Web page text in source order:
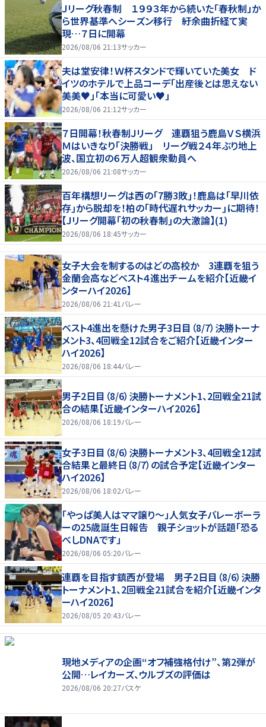
Ｊリーグ秋春制 １９９３年から続いた「春秋制」か
ら世界基準へシーズン移行 紆余曲折経て実
現…７日に開幕
2026/08/06 21:13サッカー
夫は堂安律！Ｗ杯スタンドで輝いていた美女 ド
イツのホテルで上品コーデ「出産後とは思えない
美美♥」「本当に可愛い♥」
2026/08/06 21:12サッカー
７日開幕！秋春制Ｊリーグ 連覇狙う鹿島ＶＳ横浜
Ｍはいきなり「決勝戦」 リーグ戦２４年ぶり地上
波、国立初の６万人超観衆動員へ
2026/08/06 21:08サッカー
百年構想リーグは西の｢7勝3敗｣！鹿島は｢早川依
存｣から脱却を！柏の｢時代遅れサッカー｣に期待！
【Jリーグ開幕｢初の秋春制｣の大激論】(1)
2026/08/06 18:45サッカー
女子大会を制するのはどの高校か 3連覇を狙う
金蘭会高などベスト４進出チームを紹介【近畿イ
ンターハイ2026】
2026/08/06 21:41 バレー
ベスト4進出を懸けた男子3日目（8/7）決勝トーナ
メント3、4回戦全12試合をご紹介【近畿インター
ハイ2026】
2026/08/06 18:44バレー
男子2日目（8/6）決勝トーナメント1、2回戦全21試
合の結果【近畿インターハイ2026】
2026/08/06 18:19バレー
女子3日目（8/6）決勝トーナメント3、4回戦全12試
合結果と最終日（8/7）の試合予定【近畿インター
ハイ2026】
2026/08/06 18:02バレー
「やっぱ美人はママ譲り～」人気女子バレーボーラ
ーの25歳誕生日報告 親子ショットが話題「恐る
べしDNAです」
2026/08/06 05:20バレー
連覇を目指す鎮西が登場 男子2日目（8/6）決勝
トーナメント1、2回戦全21試合を紹介【近畿インタ
ーハイ2026】
2026/08/05 20:43バレー
現地メディアの企画“オフ補強格付け”、第2弾が
公開…レイカーズ、ウルブズの評価は
2026/08/06 20:27バスケ